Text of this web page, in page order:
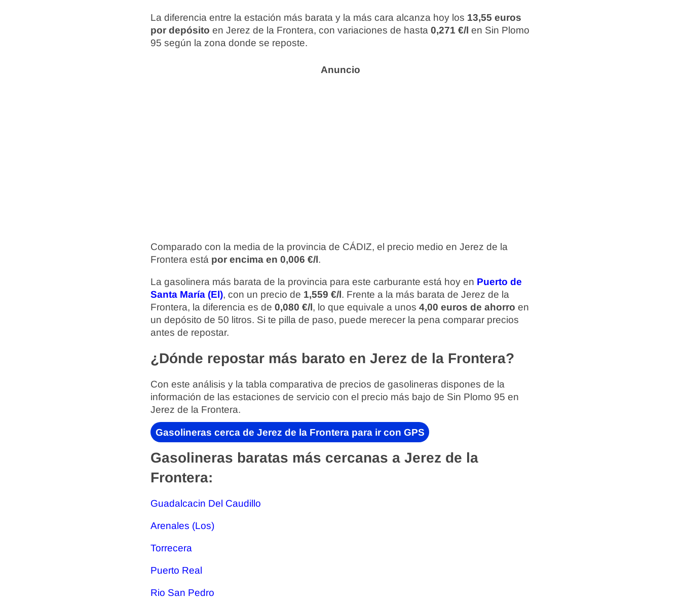
La diferencia entre la estación más barata y la más cara alcanza hoy los 13,55 euros
por depósito en Jerez de la Frontera, con variaciones de hasta 0,271 €/l en Sin Plomo
95 según la zona donde se reposte.
Comparado con la media de la provincia de CÁDIZ, el precio medio en Jerez de la
Frontera está por encima en 0,006 €/l.
La gasolinera más barata de la provincia para este carburante está hoy en Puerto de
Santa María (El), con un precio de 1,559 €/l. Frente a la más barata de Jerez de la
Frontera, la diferencia es de 0,080 €/l, lo que equivale a unos 4,00 euros de ahorro en
un depósito de 50 litros. Si te pilla de paso, puede merecer la pena comparar precios
antes de repostar.
¿Dónde repostar más barato en Jerez de la Frontera?
Con este análisis y la tabla comparativa de precios de gasolineras dispones de la
información de las estaciones de servicio con el precio más bajo de Sin Plomo 95 en
Jerez de la Frontera.
Gasolineras cerca de Jerez de la Frontera para ir con GPS
Gasolineras baratas más cercanas a Jerez de la
Frontera:
Guadalcacin Del Caudillo
Arenales (Los)
Torrecera
Puerto Real
Rio San Pedro